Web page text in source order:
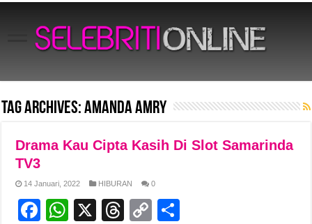
Tag Archives:Amanda Amry
Drama Kau Cipta Kasih Di Slot Samarinda
TV3
14 Januari, 2022 HIBURAN 0
F
W
X
T
C